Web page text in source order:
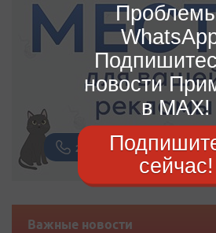
Важные новости
новости
в MAX!
сейчас!